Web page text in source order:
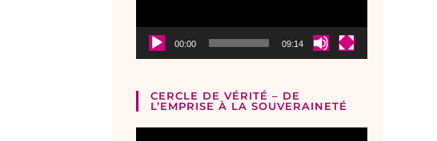
00:00 09:14
CERCLE DE VÉRITÉ – DE
L’EMPRISE À LA SOUVERAINETÉ